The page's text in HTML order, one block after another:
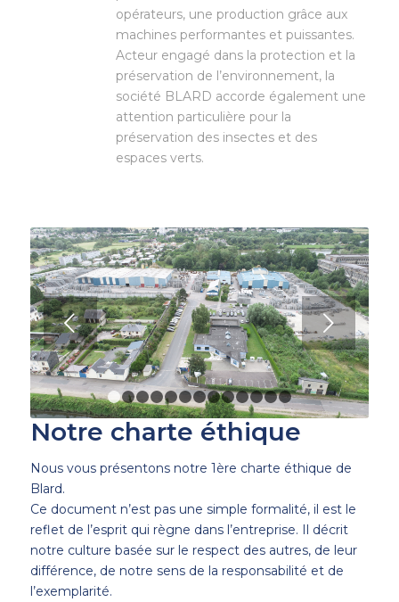
opérateurs, une production grâce aux
machines performantes et puissantes.
Acteur engagé dans la protection et la
préservation de l’environnement, la
société BLARD accorde également une
attention particulière pour la
préservation des insectes et des
espaces verts.
Suivant
1 2 3 4 5 6 7 8 9 1011 12
Notre charte éthique
Nous vous présentons notre 1ère charte éthique de
Blard.
Ce document n’est pas une simple formalité, il est le
reflet de l’esprit qui règne dans l’entreprise. Il décrit
notre culture basée sur le respect des autres, de leur
différence, de notre sens de la responsabilité et de
l’exemplarité.